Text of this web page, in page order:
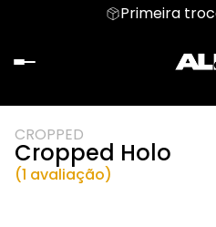
Primeira
CROPPED
Cropped Holo
(1 avaliação)